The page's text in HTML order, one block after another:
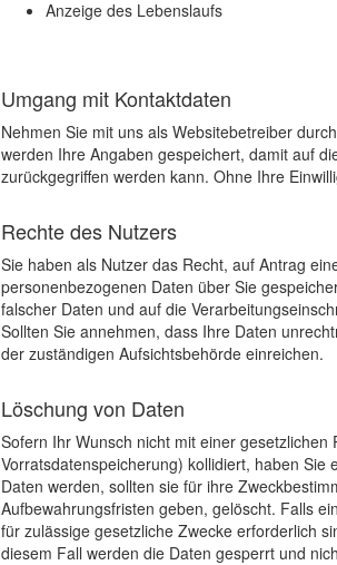
Anzeige des Lebenslaufs
Umgang mit Kontaktdaten
Nehmen Sie mit uns als Websitebetreiber
werden Ihre Angaben gespeichert, damit auf
zurückgegriffen werden kann. Ohne Ihre
Rechte des Nutzers
Sie haben als Nutzer das Recht, auf Antrag
personenbezogenen Daten über Sie
falscher Daten und auf die
Sollten Sie annehmen, dass Ihre Daten
der zuständigen Aufsichtsbehörde einreichen.
Löschung von Daten
Sofern Ihr Wunsch nicht mit einer
Vorratsdatenspeicherung) kollidiert, haben
Daten werden, sollten sie für ihre
Aufbewahrungsfristen geben, gelöscht. Falls
für zulässige gesetzliche Zwecke erforderlich
diesem Fall werden die Daten gesperrt und